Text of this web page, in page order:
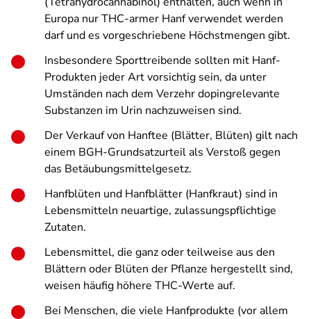
Europa nur THC-armer Hanf verwendet werden
darf und es vorgeschriebene Höchstmengen gibt.
Insbesondere Sporttreibende sollten mit Hanf-
Produkten jeder Art vorsichtig sein, da unter
Umständen nach dem Verzehr dopingrelevante
Substanzen im Urin nachzuweisen sind.
Der Verkauf von Hanftee (Blätter, Blüten) gilt nach
einem BGH-Grundsatzurteil als Verstoß gegen
das Betäubungsmittelgesetz.
Hanfblüten und Hanfblätter (Hanfkraut) sind in
Lebensmitteln neuartige, zulassungspflichtige
Zutaten.
Lebensmittel, die ganz oder teilweise aus den
Blättern oder Blüten der Pflanze hergestellt sind,
weisen häufig höhere THC-Werte auf.
Bei Menschen, die viele Hanfprodukte (vor allem